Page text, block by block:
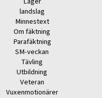
landslag
Minnestext
Om fäktning
Parafäktning
SM-veckan
Tävling
Utbildning
Veteran
Vuxenmotionärer